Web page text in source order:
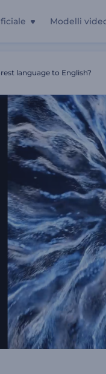
Modelli
language to English?